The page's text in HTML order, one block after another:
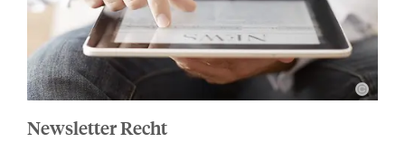
Newsletter Recht